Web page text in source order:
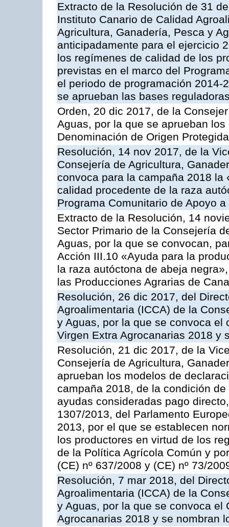
Extracto de la Resolución de 31
Instituto Canario de Calidad
Agricultura, Ganadería, Pesca y
anticipadamente para el ejercicio
los regímenes de calidad de los
previstas en el marco del
el periodo de programación
se aprueban las bases
Orden, 20 dic 2017, de la
Aguas, por la que se aprueban
Denominación de Origen
Resolución, 14 nov 2017, de la
Consejería de Agricultura,
convoca para la campaña 2018
calidad procedente de la raza
Programa Comunitario de Apoyo
Extracto de la Resolución, 14
Sector Primario de la Consejería
Aguas, por la que se convocan,
Acción III.10 «Ayuda para la
la raza autóctona de abeja
las Producciones Agrarias de
Resolución, 26 dic 2017, del
Agroalimentaria (ICCA) de la
y Aguas, por la que se convoca el
Virgen Extra Agrocanarias 2018 y
Resolución, 21 dic 2017, de la
Consejería de Agricultura,
aprueban los modelos de
campaña 2018, de la condición
ayudas consideradas pago
1307/2013, del Parlamento
2013, por el que se establecen
los productores en virtud de los
de la Política Agrícola Común y
(CE) nº 637/2008 y (CE) nº 73/
Resolución, 7 mar 2018, del
Agroalimentaria (ICCA) de la
y Aguas, por la que se convoca el
Agrocanarias 2018 y se nombran